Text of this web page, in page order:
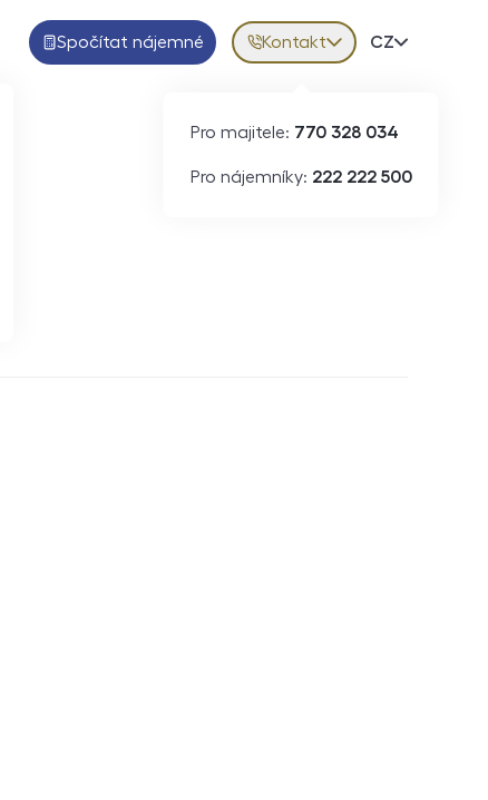
Spočítat nájemné Kontakt
Pro majitele: 770 328 034
Pro nájemníky: 222 222 500
Volba
CZ